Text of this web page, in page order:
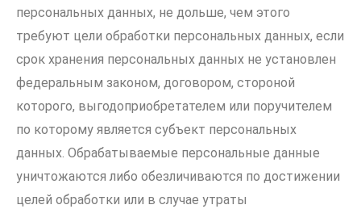
персональных данных, не дольше, чем этого
требуют цели обработки персональных данных, если
срок хранения персональных данных не установлен
федеральным законом, договором, стороной
которого, выгодоприобретателем или поручителем
по которому является субъект персональных
данных. Обрабатываемые персональные данные
уничтожаются либо обезличиваются по достижении
целей обработки или в случае утраты